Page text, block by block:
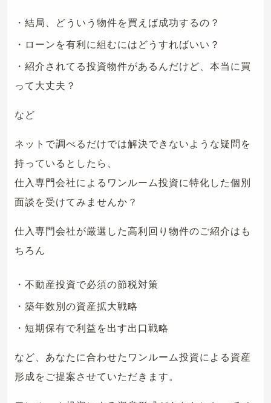
・結局、どういう物件を買えば成功するの？
・ローンを有利に組むにはどうすればいい？
・紹介されてる投資物件があるんだけど、本当に買
って大丈夫？
など
ネットで調べるだけでは解決できないような疑問を
持っているとしたら、
仕入専門会社によるワンルーム投資に特化した個別
面談を受けてみませんか？
仕入専門会社が厳選した高利回り物件のご紹介はも
ちろん
・不動産投資で必須の節税対策
・築年数別の資産拡大戦略
・短期保有で利益を出す出口戦略
など、あなたに合わせたワンルーム投資による資産
形成をご提案させていただきます。